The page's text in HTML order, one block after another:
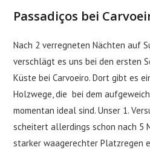
Passadiços bei
Nach 2 verregneten Nächten auf
verschlägt es uns bei den ersten
Küste bei Carvoeiro. Dort gibt es
Holzwege, die bei dem
momentan ideal sind. Unser 1.
scheitert allerdings schon nach 5
starker waagerechter Platzregen